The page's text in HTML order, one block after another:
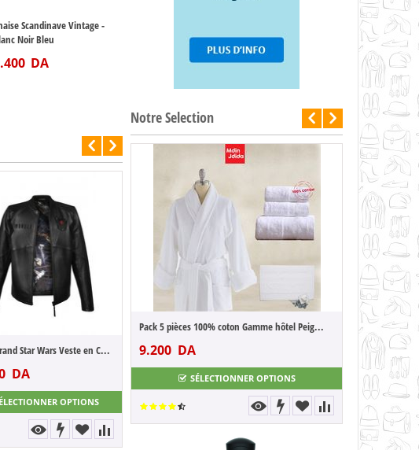
Scandinave Vintage -
Noir Bleu
DA
Musterbrand Star Wars Veste en Cuir Tie ...
DA
OPTIONS
Pack 5 pièces 100% coton gamme hôtel Peig...
DA
SÉLECTIONNER OPTIONS
37.000 DA
RUPTURE DE
Notre Selection
OPTIONS
-50%
Film réfléchissant miroir pour fenêtre et...
1.900 DA 3.800
SÉLECTIONNER OPTIONS